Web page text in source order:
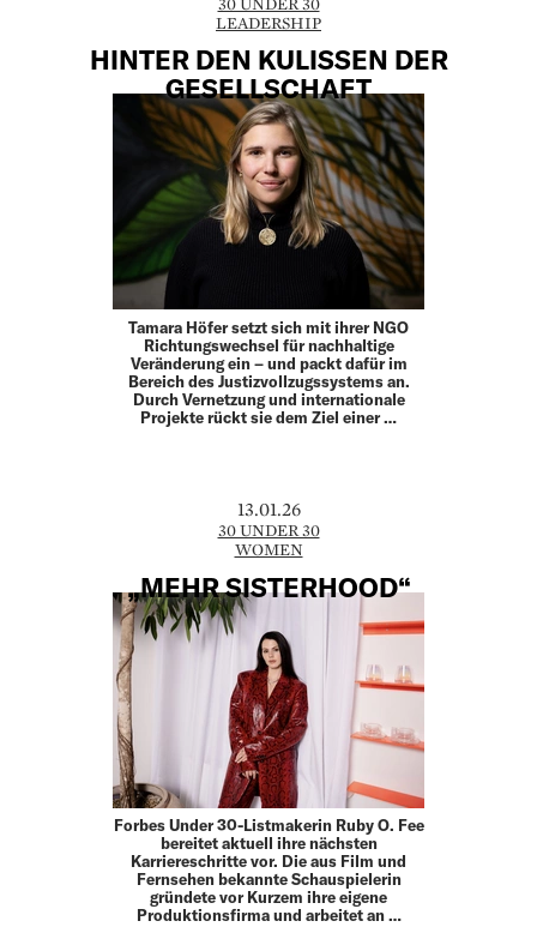
LEADERSHIP
HINTER DEN KULISSEN DER
GESELLSCHAFT
Tamara Höfer setzt sich mit ihrer NGO
Richtungswechsel für nachhaltige
Veränderung ein – und packt dafür im
Bereich des Justizvollzugssystems an.
Durch Vernetzung und internationale
Projekte rückt sie dem Ziel einer …
13.01.26
30 UNDER 30
WOMEN
„MEHR SISTERHOOD“
Forbes Under 30-Listmakerin Ruby O. Fee
bereitet aktuell ihre nächsten
Karriereschritte vor. Die aus Film und
Fern­sehen bekannte Schauspielerin
gründete vor Kurzem ihre eigene
Produktionsfirma und arbeitet an …